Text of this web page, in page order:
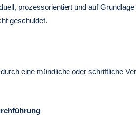
prozessorientiert und auf
geschuldet.
eine mündliche oder schriftliche